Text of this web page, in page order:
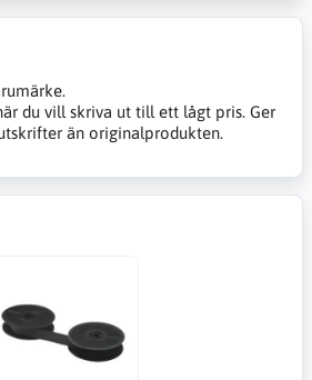
du vill skriva ut till ett lågt pris. Ger
än originalprodukten.